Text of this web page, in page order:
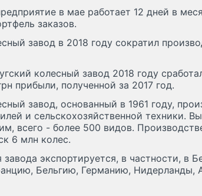
в мае работает 12 дней в
заказов.
завод в 2018 году сократил
колесный завод 2018 году
прибыли, полученной за 2017 год.
завод, основанный в 1961 году,
и сельскохозяйственной техники.
всего - более 500 видов.
6 млн колес.
завода экспортируется, в частности, в
Бельгию, Германию, Нидерланды,